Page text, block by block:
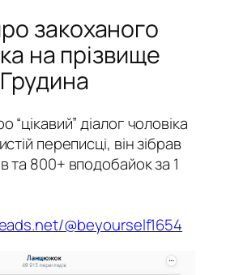
закоханого
на прізвище
Грудина
“цікавий” діалог чоловіка
переписці, він зібрав
та 800+ вподобайок за 1
@beyourself1654